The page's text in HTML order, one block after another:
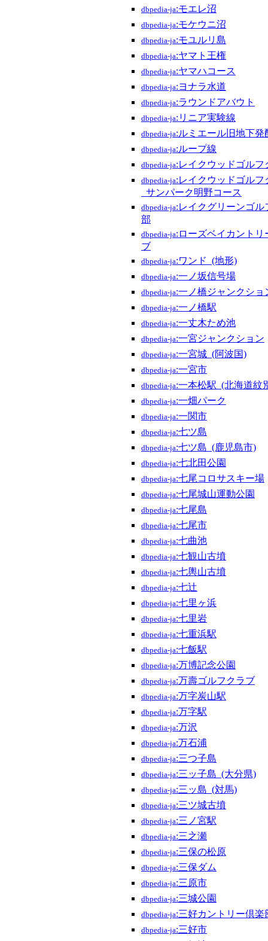
dbpedia-ja:モエレ沼
dbpedia-ja:モケウニ沼
dbpedia-ja:モユルリ島
dbpedia-ja:ヤマト王権
dbpedia-ja:ヤマハコース
dbpedia-ja:ヨナラ水道
dbpedia-ja:ラウンドアバウト
dbpedia-ja:リニア実験線
dbpedia-ja:ルミエール旧地下発
dbpedia-ja:ループ線
dbpedia-ja:レイクウッドゴルフ
dbpedia-ja:レイクウッドゴルフ
_サンパーク明野コース
dbpedia-ja:レイクグリーンゴル
部
dbpedia-ja:ローズベイカントリ
ブ
dbpedia-ja:ワンド_(地形)
dbpedia-ja:一ノ坂信号場
dbpedia-ja:一ノ橋ジャンクショ
dbpedia-ja:一ノ橋駅
dbpedia-ja:一丈木ため池
dbpedia-ja:一宮ジャンクション
dbpedia-ja:一宮城_(阿波国)
dbpedia-ja:一宮市
dbpedia-ja:一本松駅_(北海道紋
dbpedia-ja:一畑パーク
dbpedia-ja:一関市
dbpedia-ja:七ツ島
dbpedia-ja:七ツ島_(鹿児島市)
dbpedia-ja:七北田公園
dbpedia-ja:七尾コロサスキー場
dbpedia-ja:七尾城山運動公園
dbpedia-ja:七尾島
dbpedia-ja:七尾市
dbpedia-ja:七曲池
dbpedia-ja:七観山古墳
dbpedia-ja:七輿山古墳
dbpedia-ja:七辻
dbpedia-ja:七里ヶ浜
dbpedia-ja:七里岩
dbpedia-ja:七重浜駅
dbpedia-ja:七飯駅
dbpedia-ja:万博記念公園
dbpedia-ja:万壽ゴルフクラブ
dbpedia-ja:万字炭山駅
dbpedia-ja:万字駅
dbpedia-ja:万沢
dbpedia-ja:万石浦
dbpedia-ja:三つ子島
dbpedia-ja:三ッ子島_(大分県)
dbpedia-ja:三ッ島_(対馬)
dbpedia-ja:三ツ城古墳
dbpedia-ja:三ノ宮駅
dbpedia-ja:三之瀬
dbpedia-ja:三保の松原
dbpedia-ja:三保ダム
dbpedia-ja:三原市
dbpedia-ja:三城公園
dbpedia-ja:三好カントリー倶楽
dbpedia-ja:三好市